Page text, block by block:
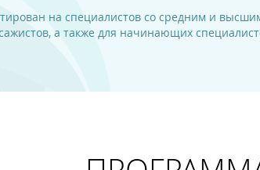
на специалистов со средним и
а также для начинающих